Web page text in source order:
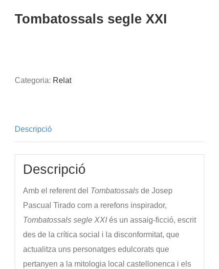
Tombatossals segle XXI
Categoria: Relat
Descripció
Descripció
Amb el referent del Tombatossalsde Josep
Pascual Tirado com a rerefons inspirador,
Tombatossals segle XXIés un assaig-ficció, escrit
des de la crítica social i la disconformitat, que
actualitza uns personatges edulcorats que
pertanyen a la mitologia local castellonenca i els